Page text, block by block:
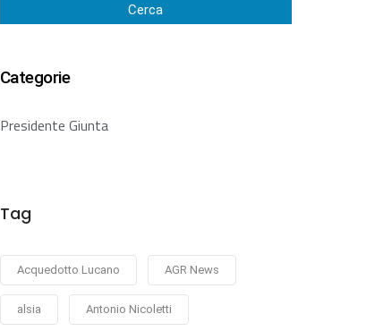
Cerca
Categorie
Presidente Giunta
Tag
Acquedotto Lucano AGR News
alsia Antonio Nicoletti